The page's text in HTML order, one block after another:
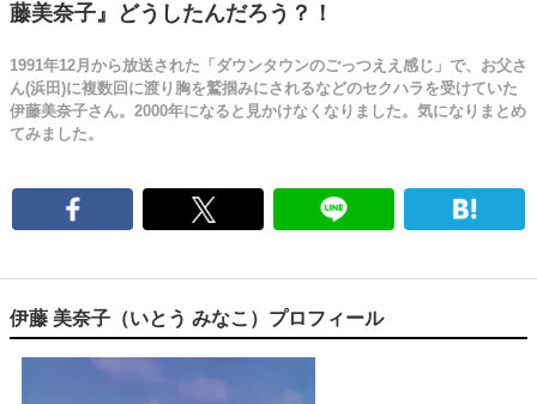
藤美奈子』どうしたんだろう？！
1991年12月から放送された「ダウンタウンのごっつええ感じ」で、お父さ
ん(浜田)に複数回に渡り胸を鷲掴みにされるなどのセクハラを受けていた
伊藤美奈子さん。2000年になると見かけなくなりました。気になりまとめ
てみました。
伊藤 美奈子（いとう みなこ）プロフィール